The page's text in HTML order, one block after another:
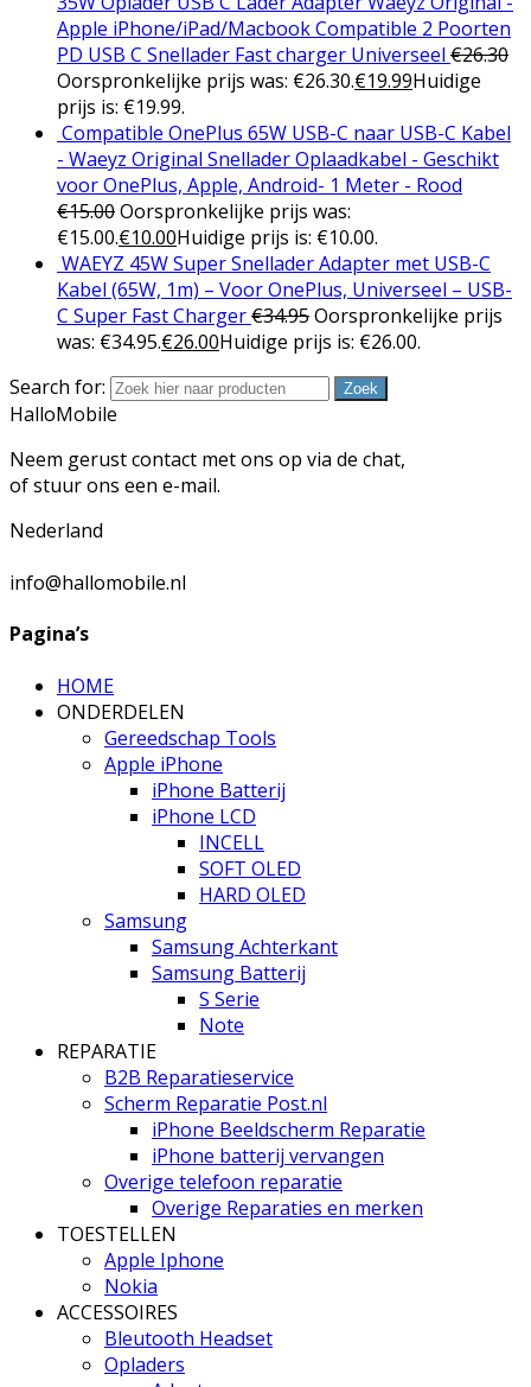
Apple iPhone/iPad/Macbook Compatible 2 Poorten
PD USB C Snellader Fast charger Universeel €26.30
Oorspronkelijke prijs was: €26.30.€19.99Huidige
prijs is: €19.99.
Compatible OnePlus 65W USB-C naar USB-C Kabel
- Waeyz Original Snellader Oplaadkabel - Geschikt
voor OnePlus, Apple, Android- 1 Meter - Rood
€15.00Oorspronkelijke prijs was:
€15.00.€10.00Huidige prijs is: €10.00.
WAEYZ 45W Super Snellader Adapter met USB-C
Kabel (65W, 1m) – Voor OnePlus, Universeel – USB-
C Super Fast Charger€34.95Oorspronkelijke prijs
was: €34.95.€26.00Huidige prijs is: €26.00.
Search for:
Zoek
HalloMobile
Neem gerust contact met ons op via de chat,
of stuur ons een e-mail.
Nederland
info@hallomobile.nl
Pagina’s
HOME
ONDERDELEN
Gereedschap Tools
Apple iPhone
iPhone Batterij
iPhone LCD
INCELL
SOFT OLED
HARD OLED
Samsung
Samsung Achterkant
Samsung Batterij
S Serie
Note
REPARATIE
B2B Reparatieservice
Scherm Reparatie Post.nl
iPhone Beeldscherm Reparatie
iPhone batterij vervangen
Overige telefoon reparatie
Overige Reparaties en merken
TOESTELLEN
Apple Iphone
Nokia
ACCESSOIRES
Bleutooth Headset
Opladers